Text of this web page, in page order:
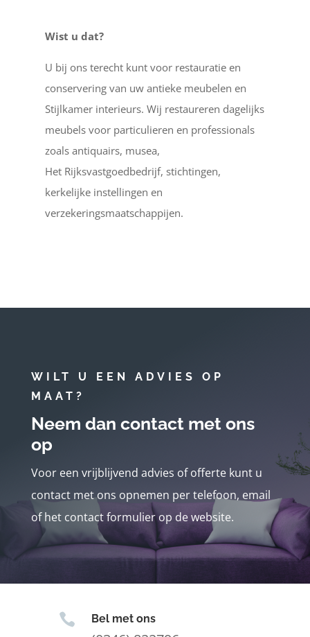
Wist u dat?
U bij ons terecht kunt voor restauratie en
conservering van uw antieke meubelen en
Stijlkamer interieurs. Wij restaureren dagelijks
meubels voor particulieren en professionals
zoals antiquairs, musea,
Het Rijksvastgoedbedrijf, stichtingen,
kerkelijke instellingen en
verzekeringsmaatschappijen.
WILT U EEN ADVIES OP
MAAT?
Neem dan contact met ons
op
Voor een vrijblijvend advies of offerte kunt u
contact met ons opnemen per telefoon, email
of het contact formulier op de website.
 Bel met ons